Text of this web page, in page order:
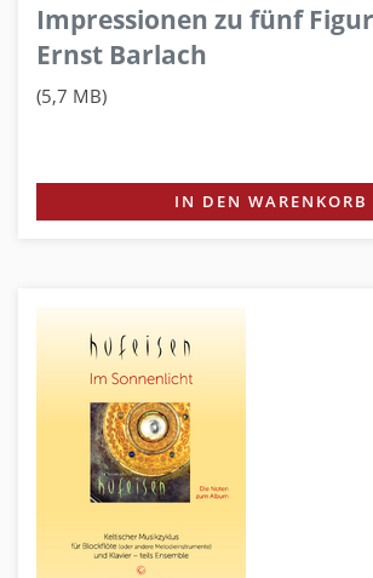
Impressionen zu fünf
Ernst Barlach
(5,7 MB)
IN DEN WARENKORB